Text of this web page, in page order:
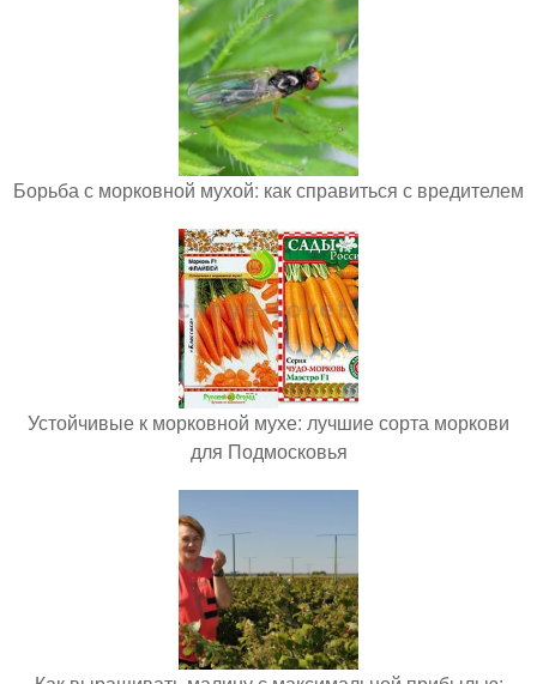
Борьба с морковной мухой: как справиться с вредителем
Устойчивые к морковной мухе: лучшие сорта моркови
для Подмосковья